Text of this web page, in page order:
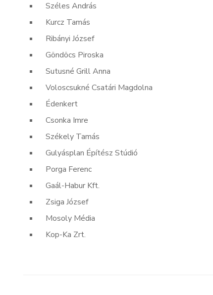
Széles András
Kurcz Tamás
Ribányi József
Göndöcs Piroska
Sutusné Grill Anna
Voloscsukné Csatári Magdolna
Édenkert
Csonka Imre
Székely Tamás
Gulyásplan Építész Stúdió
Porga Ferenc
Gaál-Habur Kft.
Zsiga József
Mosoly Média
Kop-Ka Zrt.